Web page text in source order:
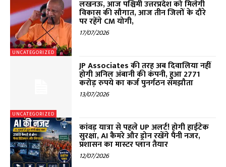
UNCATEGORIZED
लखनऊ, आज पश्चिमी उत्तरप्रदेश को मिलेगी
विकास की सौगात, आज तीन जिलों के दौरे
पर रहेंगे CM योगी,
17/07/2026
UNCATEGORIZED
JP Associates की तरह अब दिवालिया नहीं
होगी अनिल अंबानी की कंपनी, हुआ 2771
करोड़ रुपये का कर्ज पुनर्गठन समझौता
13/07/2026
कांवड़ यात्रा से पहले UP अलर्ट! होगी हाईटेक
सुरक्षा, AI कैमरे और ड्रोन रखेंगे पैनी नजर,
प्रशासन का मास्टर प्लान तैयार
12/07/2026